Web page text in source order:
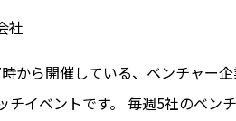
社
から開催している、ベンチャー
イベントです。 毎週5社のベン